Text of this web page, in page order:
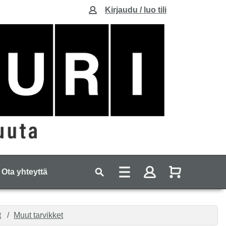
Kirjaudu / luo tili
Ota yhteyttä
Muut tarvikket